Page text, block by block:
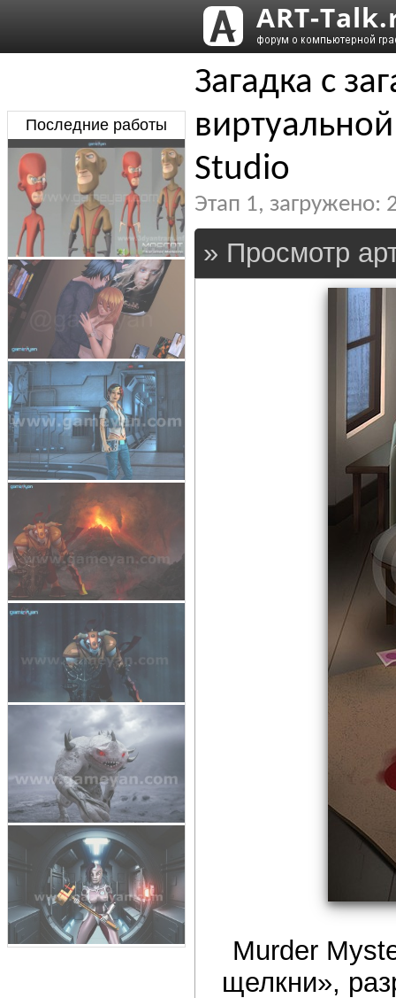
Загадка с
Studio
Этап 1, загружено:
» Просмотр
Murder
щелкни»,
Последние работы